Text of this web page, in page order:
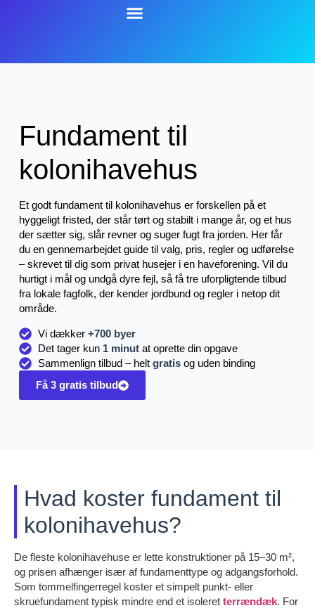
Fundament til
kolonihavehus
Et godt fundament til kolonihavehus er forskellen på et
hyggeligt fristed, der står tørt og stabilt i mange år, og et hus
der sætter sig, slår revner og suger fugt fra jorden. Her får
du en gennemarbejdet guide til valg, pris, regler og udførelse
– skrevet til dig som privat husejer i en haveforening. Vil du
hurtigt i mål og undgå dyre fejl, så få tre uforpligtende tilbud
fra lokale fagfolk, der kender jordbund og regler i netop dit
område.
Vi dækker+700 byer
Det tager kun 1 minut at oprette din opgave
Sammenlign tilbud – heltgratis og uden binding
Få 3 gratis tilbud
Hvad koster fundament til
kolonihavehus?
De fleste kolonihavehuse er lette konstruktioner på 15–30 m²,
og prisen afhænger især af fundamenttype og adgangsforhold.
Som tommelfingerregel koster et simpelt punkt- eller
skruefundament typisk mindre end et isoleret terrændæk. For